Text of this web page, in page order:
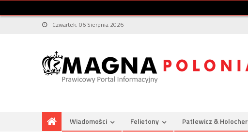
Czwartek, 06 Sierpnia 2026
Wiadomości Felietony Patlewicz & Holocher